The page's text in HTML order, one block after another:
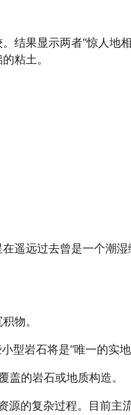
果显示两者“惊人地
粘土。
远过去曾是一个潮湿
物。
岩石将是“唯一的实地
的岩石或地质构造。
的复杂过程。目前主